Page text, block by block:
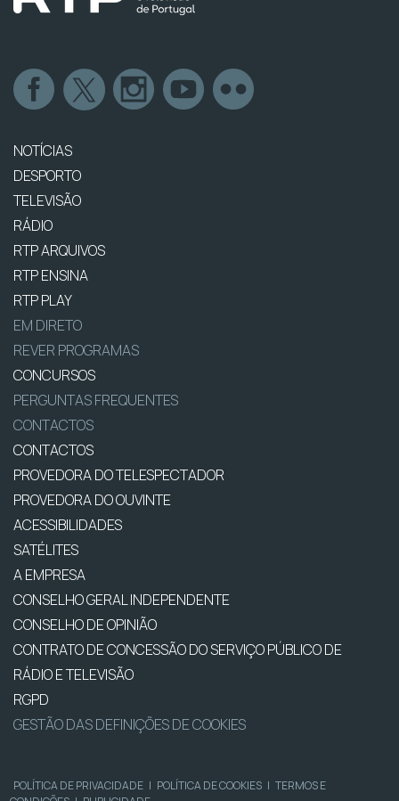
NOTÍCIAS
DESPORTO
TELEVISÃO
RÁDIO
RTP ARQUIVOS
RTP ENSINA
RTP PLAY
EM DIRETO
REVER PROGRAMAS
CONCURSOS
PERGUNTAS FREQUENTES
CONTACTOS
CONTACTOS
PROVEDORA DO TELESPECTADOR
PROVEDORA DO OUVINTE
ACESSIBILIDADES
SATÉLITES
A EMPRESA
CONSELHO GERAL INDEPENDENTE
CONSELHO DE OPINIÃO
CONTRATO DE CONCESSÃO DO SERVIÇO PÚBLICO DE
RÁDIO E TELEVISÃO
RGPD
GESTÃO DAS DEFINIÇÕES DE COOKIES
POLÍTICA DE PRIVACIDADE | POLÍTICA DE COOKIES | TERMOS E